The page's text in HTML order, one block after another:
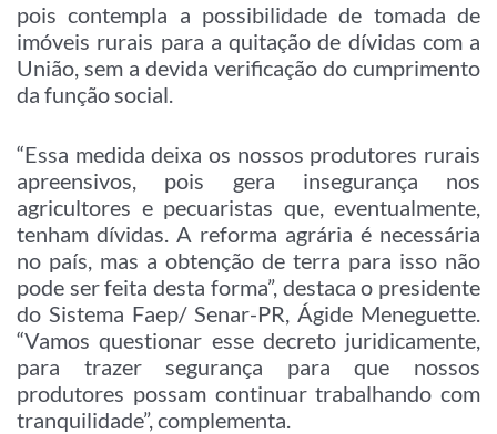
pois contempla a possibilidade de tomada de
imóveis rurais para a quitação de dívidas com a
União, sem a devida verificação do cumprimento
da função social.
“Essa medida deixa os nossos produtores rurais
apreensivos, pois gera insegurança nos
agricultores e pecuaristas que, eventualmente,
tenham dívidas. A reforma agrária é necessária
no país, mas a obtenção de terra para isso não
pode ser feita desta forma”, destaca o presidente
do Sistema Faep/ Senar-PR, Ágide Meneguette.
“Vamos questionar esse decreto juridicamente,
para trazer segurança para que nossos
produtores possam continuar trabalhando com
tranquilidade”, complementa.